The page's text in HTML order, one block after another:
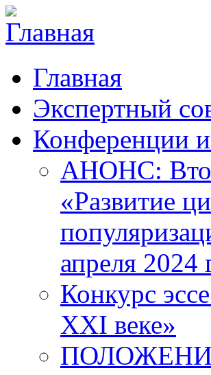
Главная
Экспертный
Конференции
АНОНС:
«Развитие
апреля 2024
Конкурс
XXI веке»
ПОЛОЖЕНИЕ